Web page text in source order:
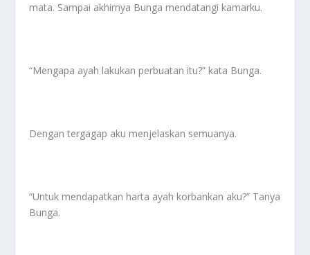
mata. Sampai akhirnya Bunga mendatangi kamarku.
“Mengapa ayah lakukan perbuatan itu?” kata Bunga.
Dengan tergagap aku menjelaskan semuanya.
“Untuk mendapatkan harta ayah korbankan aku?” Tanya
Bunga.